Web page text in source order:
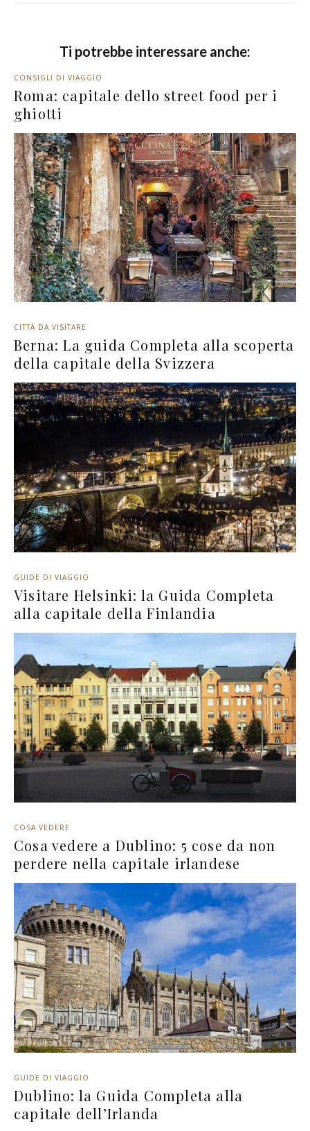
Ti potrebbe interessare anche:
CONSIGLI DI VIAGGIO
Roma: capitale dello street food per i
ghiotti
CITTÀ DA VISITARE
Berna: La guida Completa alla scoperta
della capitale della Svizzera
GUIDE DI VIAGGIO
Visitare Helsinki: la Guida Completa
alla capitale della Finlandia
COSA VEDERE
Cosa vedere a Dublino: 5 cose da non
perdere nella capitale irlandese
GUIDE DI VIAGGIO
Dublino: la Guida Completa alla
capitale dell’Irlanda